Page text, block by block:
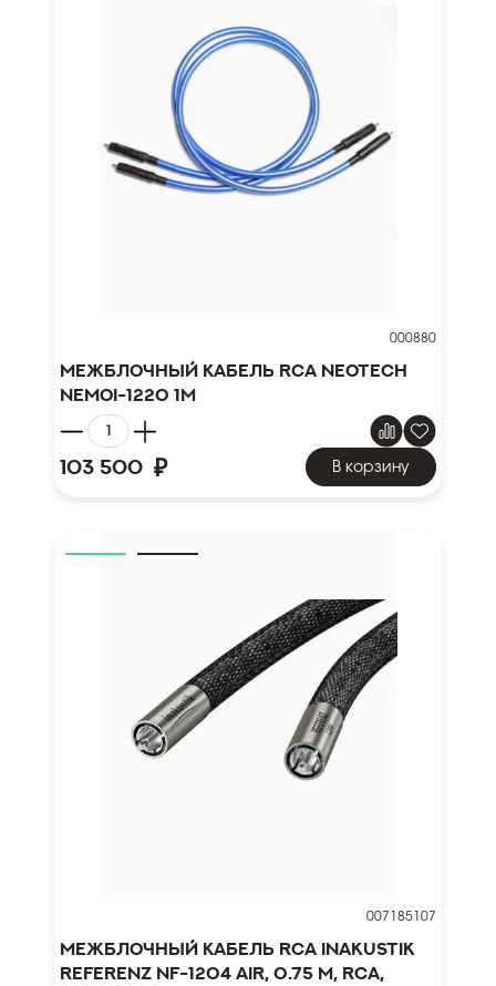
000880
Межблочный кабель RCA NEOTECH
NEMOI-1220 1м
103 500 ₽ В корзину
007185107
Межблочный кабель RCA Inakustik
Referenz NF-1204 AIR, 0.75 m, RCA,